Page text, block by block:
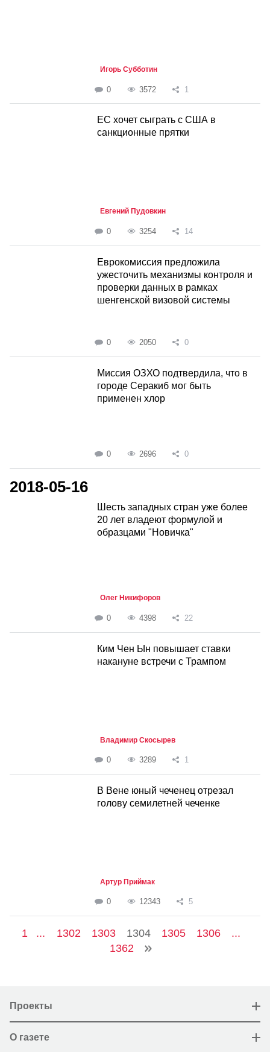
Игорь Субботин
0 3572 1
ЕС хочет сыграть с США в
санкционные прятки
Евгений Пудовкин
0 3254 14
Еврокомиссия предложила
ужесточить механизмы контроля и
проверки данных в рамках
шенгенской визовой системы
0 2050 0
Миссия ОЗХО подтвердила, что в
городе Серакиб мог быть
применен хлор
0 2696 0
2018-05-16
Шесть западных стран уже более
20 лет владеют формулой и
образцами "Новичка"
Олег Никифоров
0 4398 22
Ким Чен Ын повышает ставки
накануне встречи с Трампом
Владимир Скосырев
0 3289 1
В Вене юный чеченец отрезал
голову семилетней чеченке
Артур Приймак
0 12343 5
1 ... 1302 1303 1304 1305 1306
...
1362
Проекты
О газете